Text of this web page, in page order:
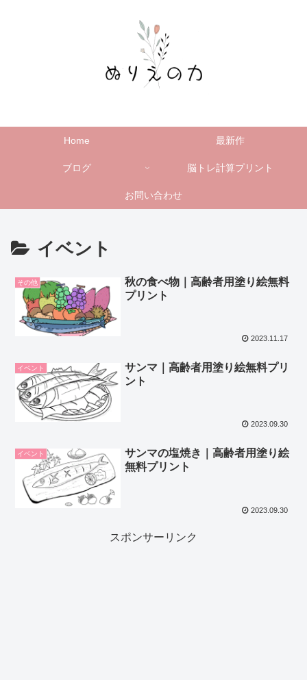
Home 最新作
ブログ 脳トレ計算プリント
お問い合わせ
イベント
その他
秋の食べ物｜高齢者用塗り絵無料
プリント
2023.11.17
イベント
サンマ｜高齢者用塗り絵無料プリ
ント
2023.09.30
イベント
サンマの塩焼き｜高齢者用塗り絵
無料プリント
2023.09.30
スポンサーリンク